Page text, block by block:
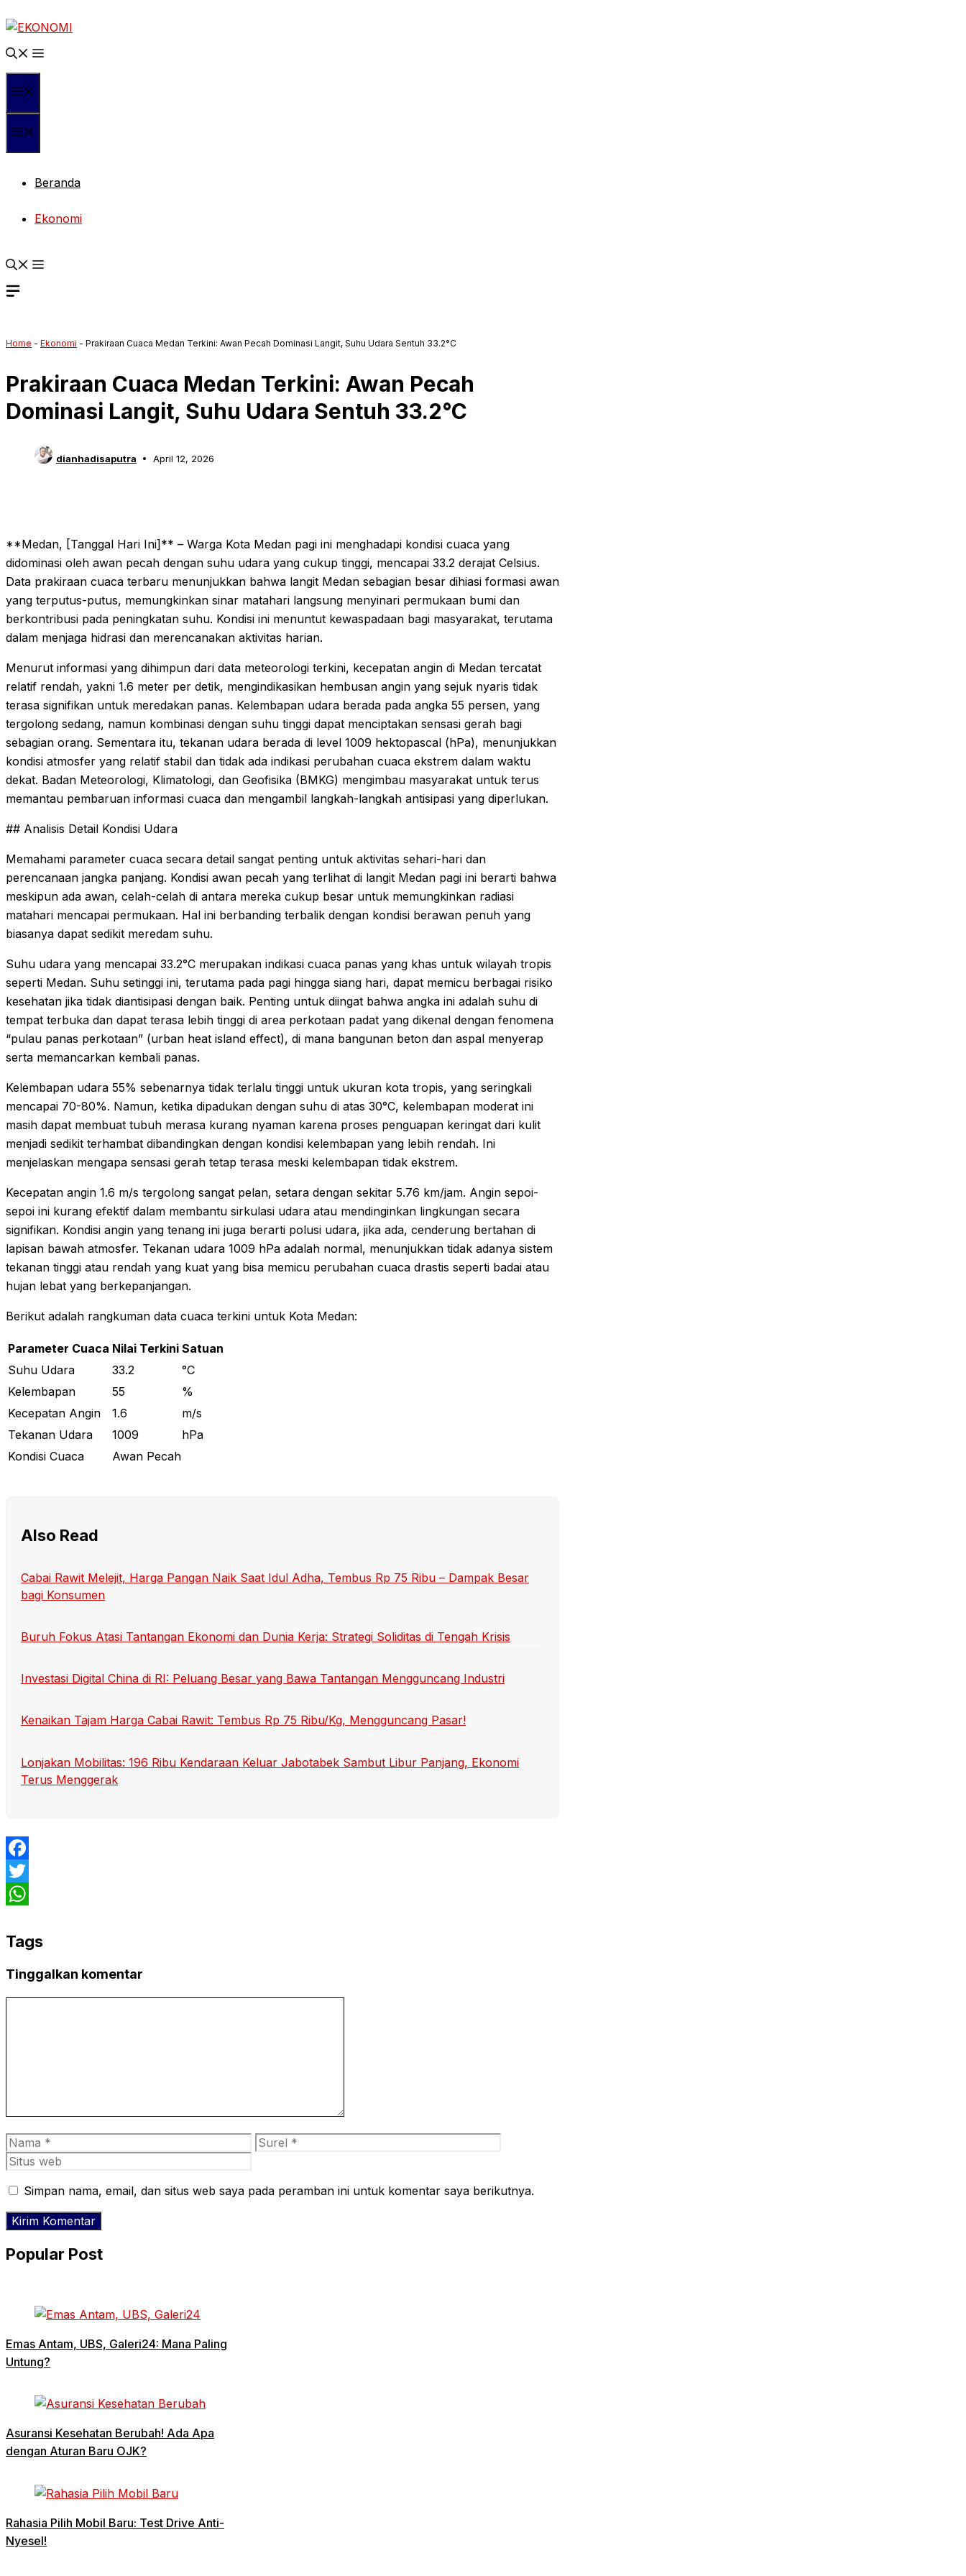
ke
isi
Beranda
Ekonomi
Home - Ekonomi - Prakiraan Cuaca Medan Terkini: Awan Pecah Dominasi Langit, Suhu Udara Sentuh 33.2°C
Prakiraan Cuaca Medan Terkini: Awan Pecah
Dominasi Langit, Suhu Udara Sentuh 33.2°C
dianhadisaputra April 12, 2026
**Medan, [Tanggal Hari Ini]** – Warga Kota Medan pagi ini menghadapi kondisi cuaca yang
didominasi oleh awan pecah dengan suhu udara yang cukup tinggi, mencapai 33.2 derajat Celsius.
Data prakiraan cuaca terbaru menunjukkan bahwa langit Medan sebagian besar dihiasi formasi awan
yang terputus-putus, memungkinkan sinar matahari langsung menyinari permukaan bumi dan
berkontribusi pada peningkatan suhu. Kondisi ini menuntut kewaspadaan bagi masyarakat, terutama
dalam menjaga hidrasi dan merencanakan aktivitas harian.
Menurut informasi yang dihimpun dari data meteorologi terkini, kecepatan angin di Medan tercatat
relatif rendah, yakni 1.6 meter per detik, mengindikasikan hembusan angin yang sejuk nyaris tidak
terasa signifikan untuk meredakan panas. Kelembapan udara berada pada angka 55 persen, yang
tergolong sedang, namun kombinasi dengan suhu tinggi dapat menciptakan sensasi gerah bagi
sebagian orang. Sementara itu, tekanan udara berada di level 1009 hektopascal (hPa), menunjukkan
kondisi atmosfer yang relatif stabil dan tidak ada indikasi perubahan cuaca ekstrem dalam waktu
dekat. Badan Meteorologi, Klimatologi, dan Geofisika (BMKG) mengimbau masyarakat untuk terus
memantau pembaruan informasi cuaca dan mengambil langkah-langkah antisipasi yang diperlukan.
## Analisis Detail Kondisi Udara
Memahami parameter cuaca secara detail sangat penting untuk aktivitas sehari-hari dan
perencanaan jangka panjang. Kondisi awan pecah yang terlihat di langit Medan pagi ini berarti bahwa
meskipun ada awan, celah-celah di antara mereka cukup besar untuk memungkinkan radiasi
matahari mencapai permukaan. Hal ini berbanding terbalik dengan kondisi berawan penuh yang
biasanya dapat sedikit meredam suhu.
Suhu udara yang mencapai 33.2°C merupakan indikasi cuaca panas yang khas untuk wilayah tropis
seperti Medan. Suhu setinggi ini, terutama pada pagi hingga siang hari, dapat memicu berbagai risiko
kesehatan jika tidak diantisipasi dengan baik. Penting untuk diingat bahwa angka ini adalah suhu di
tempat terbuka dan dapat terasa lebih tinggi di area perkotaan padat yang dikenal dengan fenomena
“pulau panas perkotaan” (urban heat island effect), di mana bangunan beton dan aspal menyerap
serta memancarkan kembali panas.
Kelembapan udara 55% sebenarnya tidak terlalu tinggi untuk ukuran kota tropis, yang seringkali
mencapai 70-80%. Namun, ketika dipadukan dengan suhu di atas 30°C, kelembapan moderat ini
masih dapat membuat tubuh merasa kurang nyaman karena proses penguapan keringat dari kulit
menjadi sedikit terhambat dibandingkan dengan kondisi kelembapan yang lebih rendah. Ini
menjelaskan mengapa sensasi gerah tetap terasa meski kelembapan tidak ekstrem.
Kecepatan angin 1.6 m/s tergolong sangat pelan, setara dengan sekitar 5.76 km/jam. Angin sepoi-
sepoi ini kurang efektif dalam membantu sirkulasi udara atau mendinginkan lingkungan secara
signifikan. Kondisi angin yang tenang ini juga berarti polusi udara, jika ada, cenderung bertahan di
lapisan bawah atmosfer. Tekanan udara 1009 hPa adalah normal, menunjukkan tidak adanya sistem
tekanan tinggi atau rendah yang kuat yang bisa memicu perubahan cuaca drastis seperti badai atau
hujan lebat yang berkepanjangan.
Berikut adalah rangkuman data cuaca terkini untuk Kota Medan:
Parameter Cuaca Nilai Terkini Satuan
Suhu Udara
33.2
°C
Kelembapan
55
%
Kecepatan Angin
1.6
m/s
Tekanan Udara
1009
hPa
Kondisi Cuaca
Awan Pecah
Also Read
Cabai Rawit Melejit, Harga Pangan Naik Saat Idul Adha, Tembus Rp 75 Ribu – Dampak Besar
bagi Konsumen
Buruh Fokus Atasi Tantangan Ekonomi dan Dunia Kerja: Strategi Soliditas di Tengah Krisis
Investasi Digital China di RI: Peluang Besar yang Bawa Tantangan Mengguncang Industri
Kenaikan Tajam Harga Cabai Rawit: Tembus Rp 75 Ribu/Kg, Mengguncang Pasar!
Lonjakan Mobilitas: 196 Ribu Kendaraan Keluar Jabotabek Sambut Libur Panjang, Ekonomi
Terus Menggerak
Facebook
Twitter
Tags
Tinggalkan komentar
Nama Surel
Simpan nama, email, dan situs web saya pada peramban ini untuk komentar saya berikutnya.
Popular Post
Emas Antam, UBS, Galeri24: Mana Paling
Untung?
Asuransi Kesehatan Berubah! Ada Apa
dengan Aturan Baru OJK?
Rahasia Pilih Mobil Baru: Test Drive Anti-
Nyesel!